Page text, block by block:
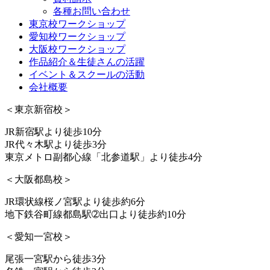
各種お問い合わせ
東京校ワークショップ
愛知校ワークショップ
大阪校ワークショップ
作品紹介＆生徒さんの活躍
イベント＆スクールの活動
会社概要
＜東京新宿校＞
JR新宿駅より徒歩10分
JR代々木駅より徒歩3分
東京メトロ副都心線「北参道駅」より徒歩4分
＜大阪都島校＞
JR環状線桜ノ宮駅より徒歩約6分
地下鉄谷町線都島駅➁出口より徒歩約10分
＜愛知一宮校＞
尾張一宮駅から徒歩3分